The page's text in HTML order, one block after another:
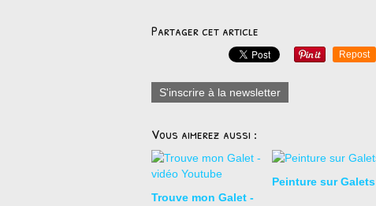
Partager cet article
Repost
S'inscrire à la newsletter
Vous aimerez aussi :
Trouve mon Galet -
Peinture sur Galets